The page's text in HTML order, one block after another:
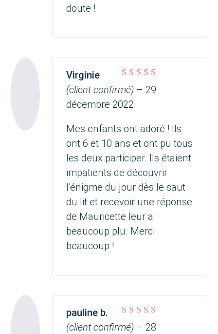
doute !
Note sur 5
Virginie
(client confirmé) – 29
décembre 2022
Mes enfants ont adoré ! Ils
ont 6 et 10 ans et ont pu tous
les deux participer. Ils étaient
impatients de découvrir
l’énigme du jour dès le saut
du lit et recevoir une réponse
de Mauricette leur a
beaucoup plu. Merci
beaucoup !
Note sur 5
pauline b.
(client confirmé) – 28